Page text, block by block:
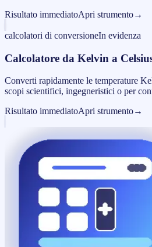
Risultato immediatoApri strumento→
calcolatori di conversioneIn evidenza
Calcolatore da Kelvin a
Converti rapidamente le temperature
scopi scientifici, ingegneristici o per
Risultato immediatoApri strumento→